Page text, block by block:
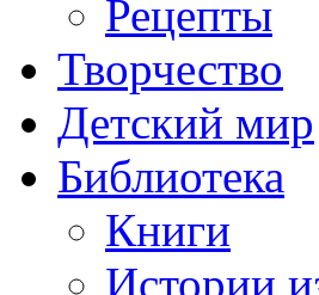
Рецепты
Творчество
Детский мир
Библиотека
Книги
Истории